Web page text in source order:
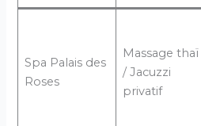
Spa Palais des
Roses
Massage thaï
/ Jacuzzi
privatif